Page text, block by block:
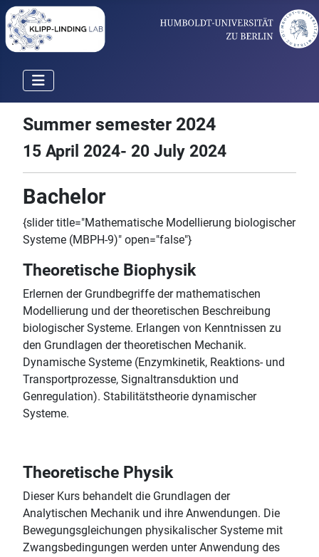
Summer semester 2024
15 April 2024- 20 July 2024
Bachelor
{slider title="Mathematische Modellierung biologischer
Systeme (MBPH-9)" open="false"}
Theoretische Biophysik
Erlernen der Grundbegriffe der mathematischen
Modellierung und der theoretischen Beschreibung
biologischer Systeme. Erlangen von Kenntnissen zu
den Grundlagen der theoretischen Mechanik.
Dynamische Systeme (Enzymkinetik, Reaktions- und
Transportprozesse, Signaltransduktion und
Genregulation). Stabilitätstheorie dynamischer
Systeme.
Theoretische Physik
Dieser Kurs behandelt die Grundlagen der
Analytischen Mechanik und ihre Anwendungen. Die
Bewegungsgleichungen physikalischer Systeme mit
Zwangsbedingungen werden unter Anwendung des